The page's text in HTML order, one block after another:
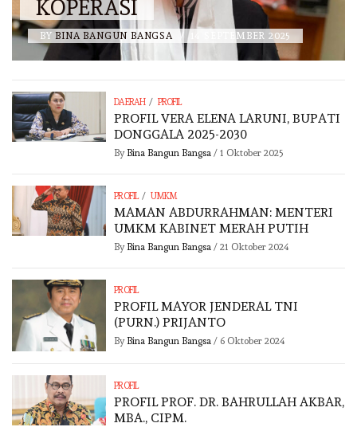
KOPERASI
BY BINA BANGUN BANGSA / 14 SEPTEMBER 2025
DAERAH / PROFIL
PROFIL VERA ELENA LARUNI, BUPATI
DONGGALA 2025-2030
By Bina Bangun Bangsa/ 1 Oktober 2025
PROFIL / UMKM
MAMAN ABDURRAHMAN: MENTERI
UMKM KABINET MERAH PUTIH
By Bina Bangun Bangsa/ 21 Oktober 2024
PROFIL
PROFIL MAYOR JENDERAL TNI
(PURN.) PRIJANTO
By Bina Bangun Bangsa/ 6 Oktober 2024
PROFIL
PROFIL PROF. DR. BAHRULLAH AKBAR,
MBA., CIPM.